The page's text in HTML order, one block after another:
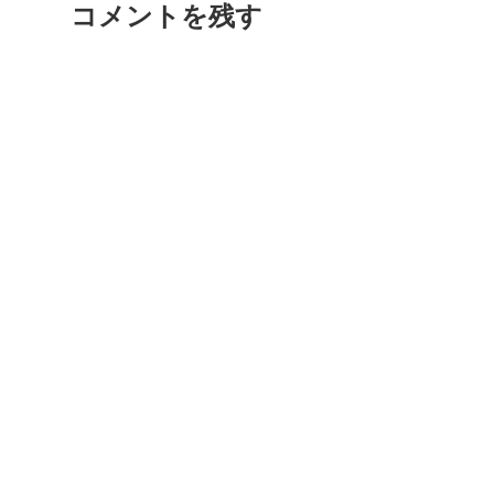
コメントを残す